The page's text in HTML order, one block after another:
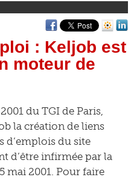
: Keljob est
moteur de
du TGI de Paris,
la création de liens
d’emplois du site
d’être infirmée par la
mai 2001. Pour faire